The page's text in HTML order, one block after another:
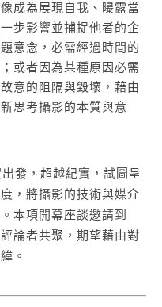
成為展現自我、曝露當
步影響並捕捉他者的企
意念，必需經過時間的
或者因為某種原因必需
意的阻隔與毀壞，藉由
思考攝影的本質與意
發，超越紀實，試圖呈
，將攝影的技術與媒介
本項開幕座談邀請到
論者共聚，期望藉由對
。